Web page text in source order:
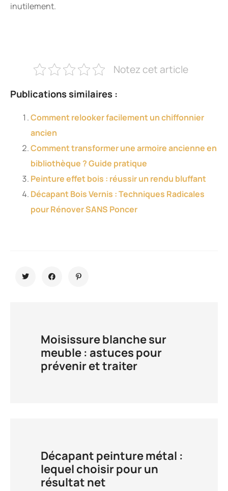
inutilement.
Notez cet article
Publications similaires :
Comment relooker facilement un chiffonnier
ancien
Comment transformer une armoire ancienne en
bibliothèque ? Guide pratique
Peinture effet bois : réussir un rendu bluffant
Décapant Bois Vernis : Techniques Radicales
pour Rénover SANS Poncer
Moisissure blanche sur
meuble : astuces pour
prévenir et traiter
Décapant peinture métal :
lequel choisir pour un
résultat net